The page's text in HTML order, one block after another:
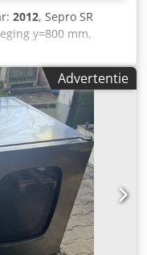
2012, Sepro SR
y=800 mm,
R2) Bouwjaar:
de heer
Advertentie